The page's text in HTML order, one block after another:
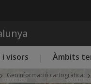
i visors Àmbits
Geoinformació cartogràfica